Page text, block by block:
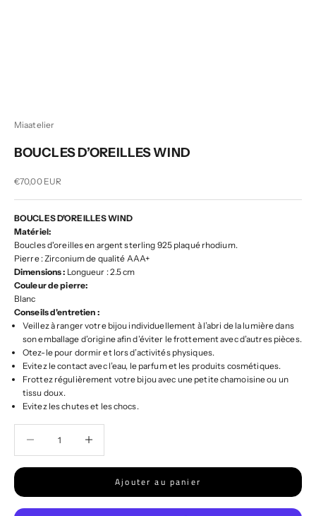
Miaatelier
BOUCLES D’OREILLES WIND
Prix de vente
€70,00 EUR
BOUCLES D'OREILLES WIND
Matériel:
Boucles d'oreilles en argent sterling 925 plaqué rhodium.
Pierre : Zirconium de qualité AAA+
Dimensions : Longueur : 2.5 cm
Couleur de pierre:
Blanc
Conseils d'entretien :
Veillez à ranger votre bijou individuellement à l’abri de la lumière dans
son emballage d’origine afin d’éviter le frottement avec d’autres pièces.
Otez-le pour dormir et lors d’activités physiques.
Evitez le contact avec l’eau, le parfum et les produits cosmétiques.
Frottez régulièrement votre bijou avec une petite chamoisine ou un
tissu doux.
Evitez les chutes et les chocs.
Ajouter au panier